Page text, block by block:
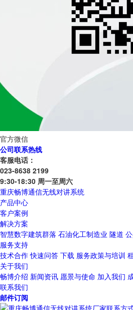
官方微信
公司联系热线
客服电话：
023-8638 2199
9:30-18:30 周一至周六
重庆畅博通信无线对讲系统
产品中心
客户案例
解决方案
智慧数字建筑群落 石油化工制造业 隧道
服务支持
技术合作 快速问答 下载 服务政策与培训
关于我们
畅博介绍 新闻资讯 愿景与使命 加入我们
联系我们
邮件订阅